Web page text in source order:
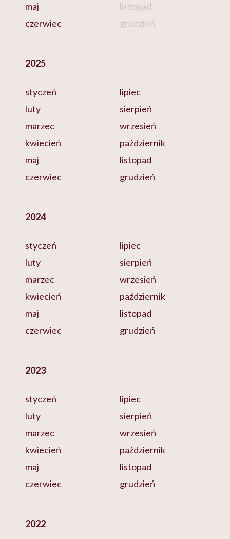
maj
czerwiec
listopad
grudzień
2025
styczeń
luty
marzec
kwiecień
maj
czerwiec
lipiec
sierpień
wrzesień
październik
listopad
grudzień
2024
styczeń
luty
marzec
kwiecień
maj
czerwiec
lipiec
sierpień
wrzesień
październik
listopad
grudzień
2023
styczeń
luty
marzec
kwiecień
maj
czerwiec
lipiec
sierpień
wrzesień
październik
listopad
grudzień
2022